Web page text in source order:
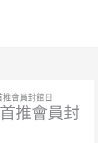
會員封館日
推會員封